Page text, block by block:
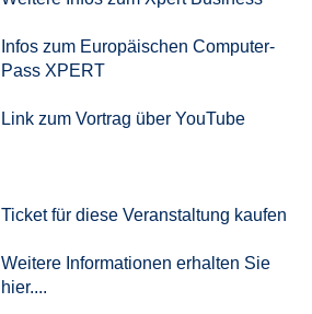
Infos zum Europäischen Computer-
Pass XPERT
Link zum Vortrag über YouTube
Ticket für diese Veranstaltung kaufen
Weitere Informationen erhalten Sie
hier....